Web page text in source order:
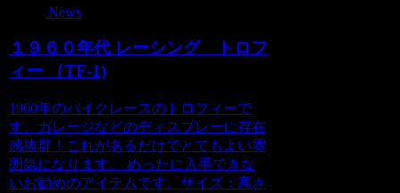
News
１９６０年代 レーシング トロフ
ィー （TF-1)
1960年のバイクレースのトロフィーで
す。ガレージなどのディスプレーに存在
感抜群！これがあるだけでとてもよい雰
囲気になります。 めったに入手できな
いお勧めのアイテムです。サイズ：高さ